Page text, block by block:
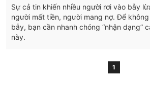
Sự cả tin khiến nhiều người rơi vào bẫy
người mất tiền, người mang nợ. Để
bẫy, bạn cần nhanh chóng “nhận dạng”
này.
1